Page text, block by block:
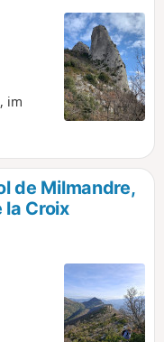
im
de Milmandre,
la Croix